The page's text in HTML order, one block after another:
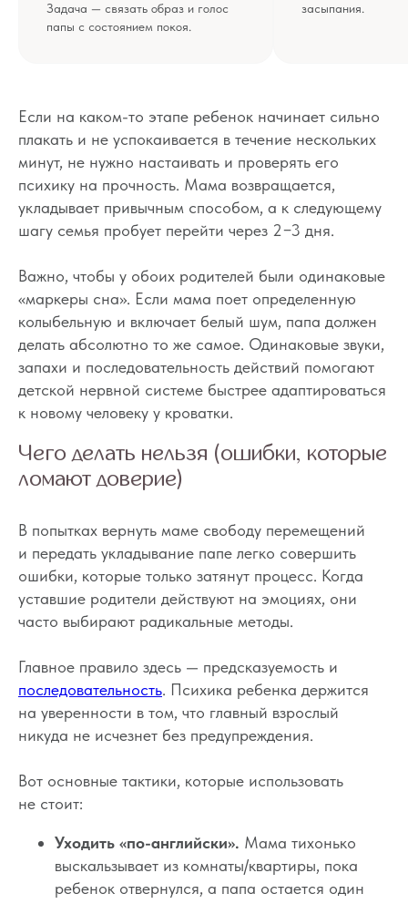
Задача — связать образ и голос
папы с состоянием покоя.
засыпания.
Если на каком-то этапе ребенок начинает сильно
плакать и не успокаивается в течение нескольких
минут, не нужно настаивать и проверять его
психику на прочность. Мама возвращается,
укладывает привычным способом, а к следующему
шагу семья пробует перейти через 2−3 дня.
Важно, чтобы у обоих родителей были одинаковые
«маркеры сна». Если мама поет определенную
колыбельную и включает белый шум, папа должен
делать абсолютно то же самое. Одинаковые звуки,
запахи и последовательность действий помогают
детской нервной системе быстрее адаптироваться
к новому человеку у кроватки.
Чего делать нельзя (ошибки, которые
ломают доверие)
В попытках вернуть маме свободу перемещений
и передать укладывание папе легко совершить
ошибки, которые только затянут процесс. Когда
уставшие родители действуют на эмоциях, они
часто выбирают радикальные методы.
Главное правило здесь — предсказуемость и
последовательность. Психика ребенка держится
на уверенности в том, что главный взрослый
никуда не исчезнет без предупреждения.
Вот основные тактики, которые использовать
не стоит:
Уходить «по-английски». Мама тихонько
выскальзывает из комнаты/квартиры, пока
ребенок отвернулся, а папа остается один
засыпать за 15 минут
и спать в своей кроватке
Что будет на курсе
Мини-курс из 16 уроков, чтобы
высыпаться, находить время на
себя, стать спокойным, счастливым
Дети
Специалисты
Политика
Контакты
Благодарности